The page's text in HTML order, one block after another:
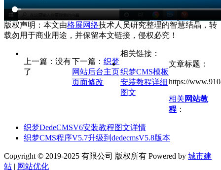
版权声明：本文由格展网络技术人员研究整理的智慧结晶，转
载勿用于商业用途，并保留本文链接，侵权必究！
相关链接：
上一篇：没有
了
下一篇： 织梦
网站后台主页
页面修改
文章标题：
织梦CMS模板
安装教程详细
图文
https://
相关 网站教
程 ：
织梦DedeCMSV6安装教程图文详情
织梦CMS程序V5.7升级到dedecmsV5.8版本
Copyright © 2019-2025 有限公司 版权所有 Powered by 城市建
站 | 网站优化